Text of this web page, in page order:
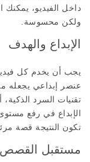
داخل الفيديو،
ولكن محسوسة.
الإبداع والهدف
يجب أن يخدم كل
عنصر إبداعي يجعله
تقنيات السرد
الإبداع في رفع
تكون النتيجة قصة
مستقبل القصص